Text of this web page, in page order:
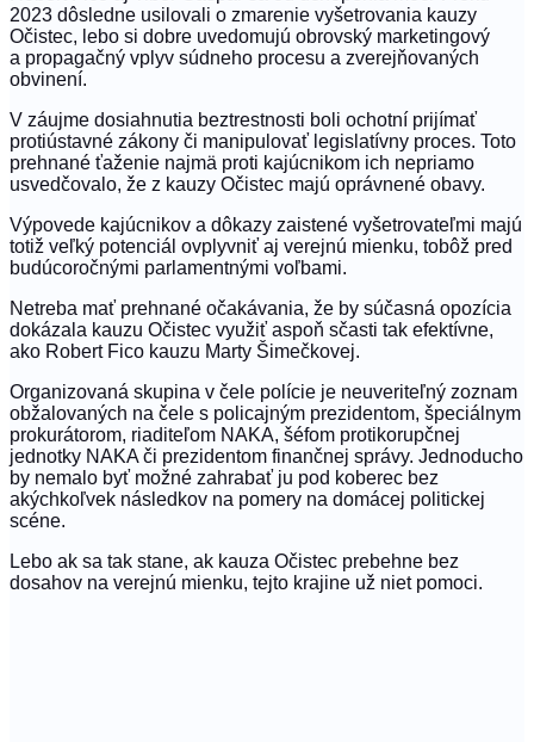
2023 dôsledne usilovali o zmarenie vyšetrovania kauzy
Očistec, lebo si dobre uvedomujú obrovský marketingový
a propagačný vplyv súdneho procesu a zverejňovaných
obvinení.
V záujme dosiahnutia beztrestnosti boli ochotní prijímať
protiústavné zákony či manipulovať legislatívny proces. Toto
prehnané ťaženie najmä proti kajúcnikom ich nepriamo
usvedčovalo, že z kauzy Očistec majú oprávnené obavy.
Výpovede kajúcnikov a dôkazy zaistené vyšetrovateľmi majú
totiž veľký potenciál ovplyvniť aj verejnú mienku, tobôž pred
budúcoročnými parlamentnými voľbami.
Netreba mať prehnané očakávania, že by súčasná opozícia
dokázala kauzu Očistec využiť aspoň sčasti tak efektívne,
ako Robert Fico kauzu Marty Šimečkovej.
Organizovaná skupina v čele polície je neuveriteľný zoznam
obžalovaných na čele s policajným prezidentom, špeciálnym
prokurátorom, riaditeľom NAKA, šéfom protikorupčnej
jednotky NAKA či prezidentom finančnej správy. Jednoducho
by nemalo byť možné zahrabať ju pod koberec bez
akýchkoľvek následkov na pomery na domácej politickej
scéne.
Lebo ak sa tak stane, ak kauza Očistec prebehne bez
dosahov na verejnú mienku, tejto krajine už niet pomoci.